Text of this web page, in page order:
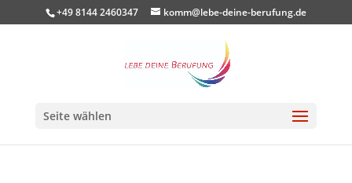
+49 8144 2460347 komm@lebe-deine-berufung.de
Seite wählen